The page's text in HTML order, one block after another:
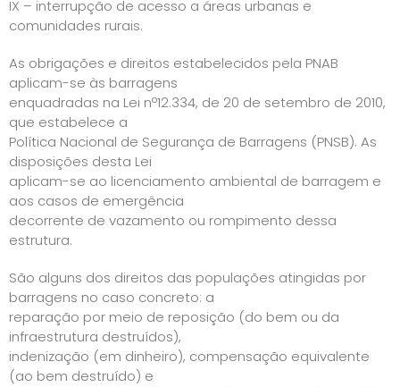
IX – interrupção de acesso a áreas urbanas e
comunidades rurais.
As obrigações e direitos estabelecidos pela PNAB
aplicam-se às barragens
enquadradas na Lei nº12.334, de 20 de setembro de 2010,
que estabelece a
Política Nacional de Segurança de Barragens (PNSB). As
disposições desta Lei
aplicam-se ao licenciamento ambiental de barragem e
aos casos de emergência
decorrente de vazamento ou rompimento dessa
estrutura.
São alguns dos direitos das populações atingidas por
barragens no caso concreto: a
reparação por meio de reposição (do bem ou da
infraestrutura destruídos),
indenização (em dinheiro), compensação equivalente
(ao bem destruído) e